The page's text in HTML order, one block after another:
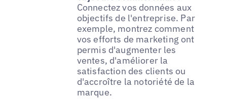
Connectez vos données aux
objectifs de l'entreprise. Par
exemple, montrez comment
vos efforts de marketing ont
permis d'augmenter les
ventes, d'améliorer la
satisfaction des clients ou
d'accroître la notoriété de la
marque.